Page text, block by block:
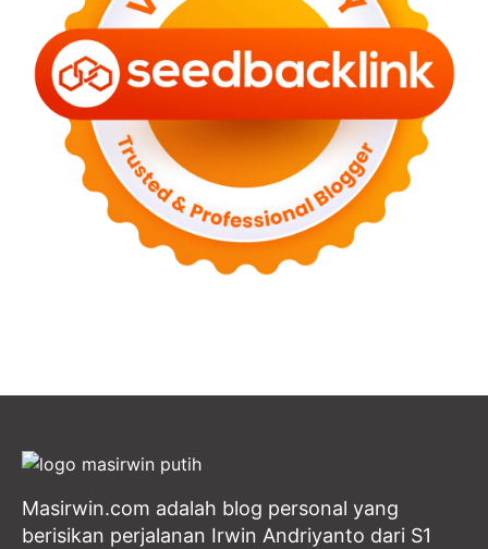
Masirwin.com adalah blog personal yang
berisikan perjalanan Irwin Andriyanto dari S1